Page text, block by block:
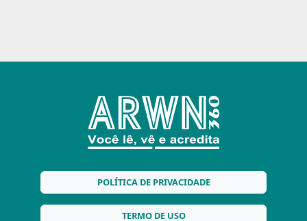
POLÍTICA DE PRIVACIDADE
TERMO DE USO